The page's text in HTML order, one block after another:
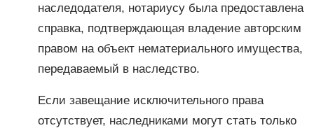
наследодателя, нотариусу была предоставлена
справка, подтверждающая владение авторским
правом на объект нематериального имущества,
передаваемый в наследство.
Если завещание исключительного права
отсутствует, наследниками могут стать только